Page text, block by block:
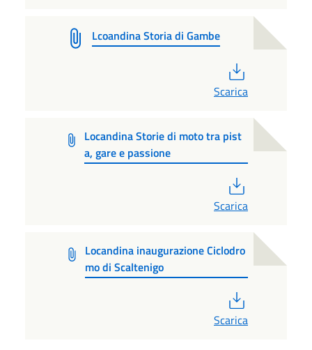
Lcoandina Storia di Gambe
Scarica
Locandina Storie di moto tra pist
a, gare e passione
Scarica
Locandina inaugurazione Ciclodro
mo di Scaltenigo
Scarica